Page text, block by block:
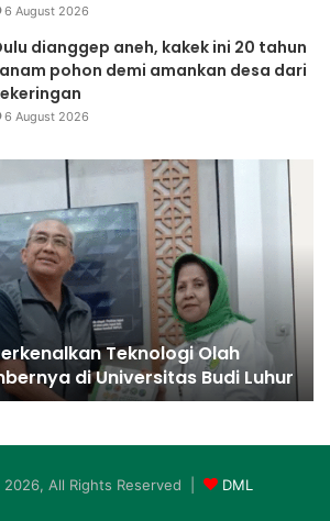
6 August 2026
dianggep aneh, kakek ini 20 tahun
pohon demi amankan desa dari
6 August 2026
Teknologi Olah
di Universitas Budi Luhur
All Rights Reserved | DML